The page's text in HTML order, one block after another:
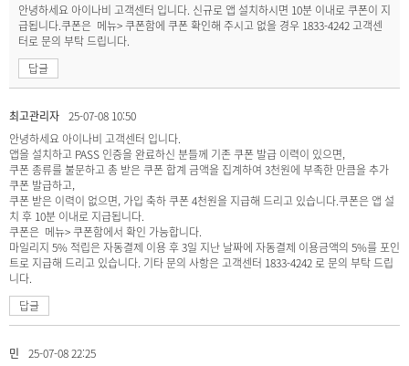
안녕하세요 아이나비 고객센터 입니다. 신규로 앱 설치하시면 10분 이내로 쿠폰이 지
급됩니다.쿠폰은 메뉴> 쿠폰함에 쿠폰 확인해 주시고 없을 경우 1833-4242 고객센
터로 문의 부탁 드립니다.
답글
최고관리자 25-07-08 10:50
안녕하세요 아이나비 고객센터 입니다.
앱을 설치하고 PASS 인증을 완료하신 분들께 기존 쿠폰 발급 이력이 있으면,
쿠폰 종류를 불문하고 총 받은 쿠폰 합계 금액을 집계하여 3천원에 부족한 만큼을 추가
쿠폰 발급하고,
쿠폰 받은 이력이 없으면, 가입 축하 쿠폰 4천원을 지급해 드리고 있습니다.쿠폰은 앱 설
치 후 10분 이내로 지급됩니다.
쿠폰은 메뉴> 쿠폰함에서 확인 가능합니다.
마일리지 5% 적립은 자동결제 이용 후 3일 지난 날짜에 자동결제 이용금액의 5%를 포인
트로 지급해 드리고 있습니다. 기타 문의 사항은 고객센터 1833-4242 로 문의 부탁 드립
니다.
답글
민
25-07-08 22:25